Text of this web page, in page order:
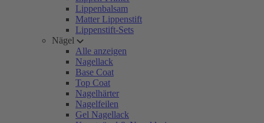
Lippenbalsam
Matter Lippenstift
Lippenstift-Sets
Nägel
Alle anzeigen
Nagellack
Base Coat
Top Coat
Nagelhärter
Nagelfeilen
Gel Nagellack